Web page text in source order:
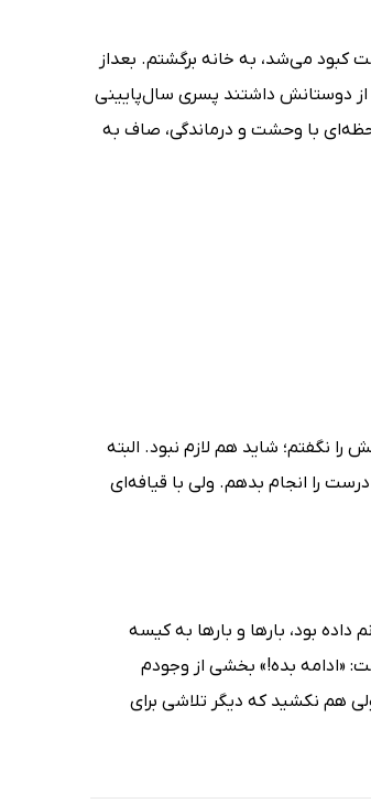
کبود می‌شد، به خانه برگشتم. بعداز
دوستانش داشتند پسری سال‌پایینی
با وحشت و درماندگی، صاف به
نگفتم؛ شاید هم لازم نبود. البته
را انجام بدهم. ولی با قیافه‌ای
بود، بارها و بارها به کیسه
«ادامه بده!» بخشی از وجودم
هم نکشید که دیگر تلاشی برای